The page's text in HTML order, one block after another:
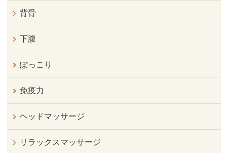
背骨
下腹
ぽっこり
免疫力
ヘッドマッサージ
リラックスマッサージ